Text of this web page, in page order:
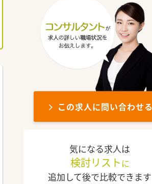
この求人に問い合わせる
気になる求人は
検討リスト に
追加して後で比較できます